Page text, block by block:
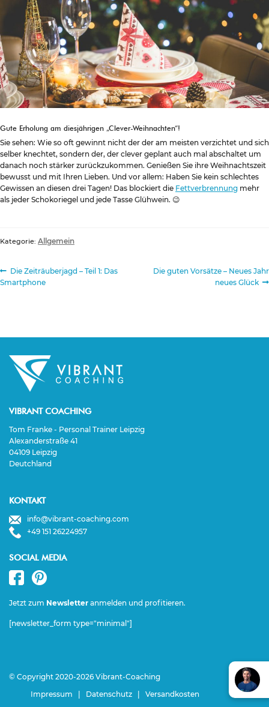
Gute Erholung am diesjährigen „Clever-Weihnachten“!
Sie sehen: Wie so oft gewinnt nicht der der am meisten verzichtet und sich
selber knechtet, sondern der, der clever geplant auch mal abschaltet um
danach noch stärker zurückzukommen. Genießen Sie ihre Weihnachtszeit
bewusst und mit Ihren Lieben. Und vor allem: Haben Sie kein schlechtes
Gewissen an diesen drei Tagen! Das blockiert die Fettverbrennung mehr
als jeder Schokoriegel und jede Tasse Glühwein. 😉
Kategorie: Allgemein
Beitragsnavigation
Vorheriger
Beitrag:
Die Zeiträuberjagd – Teil 1: Das
Smartphone
Nächster
Die guten Vorsätze – Neues Jahr
neues Glück
VIBRANT COACHING
Tom Franke - Personal Trainer Leipzig
Alexanderstraße 41
04109 Leipzig
Deutchland
KONTAKT
info@vibrant-coaching.com
+49 151 26224957
SOCIAL MEDIA
Jetzt zum Newsletter anmelden und profitieren.
[newsletter_form type="minimal"]
© Copyright 2020-2026 Vibrant-Coaching
Impressum
Datenschutz Versandkosten